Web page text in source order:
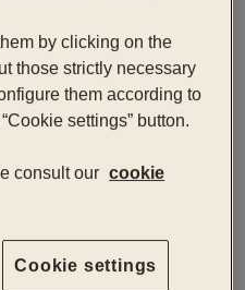
Gracia
estão localizadas as
by clicking on the
those strictly necessary
them according to
settings” button.
consult our cookie
Cookie settings